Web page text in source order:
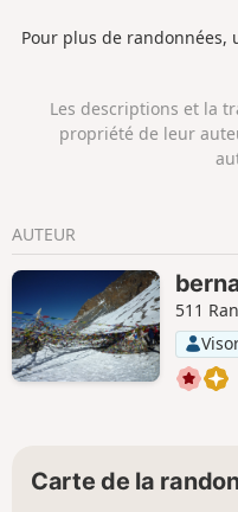
Pour plus de randonnées,
Les descriptions et la
propriété de leur
AUTEUR
511
Carte de la